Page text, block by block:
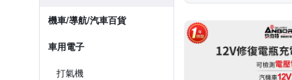
機車/導航/汽車百貨
車用電子
打氣機